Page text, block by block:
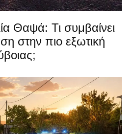
Θαψά: Τι συμβαίνει
στην πιο εξωτική